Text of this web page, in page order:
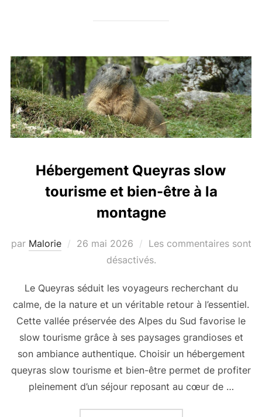
Hébergement Queyras slow
tourisme et bien-être à la
montagne
par Malorie
Publié
26 mai 2026
Les commentaires sont
désactivés.
Le Queyras séduit les voyageurs recherchant du
calme, de la nature et un véritable retour à l’essentiel.
Cette vallée préservée des Alpes du Sud favorise le
slow tourisme grâce à ses paysages grandioses et
son ambiance authentique. Choisir un hébergement
queyras slow tourisme et bien-être permet de profiter
pleinement d’un séjour reposant au cœur de …